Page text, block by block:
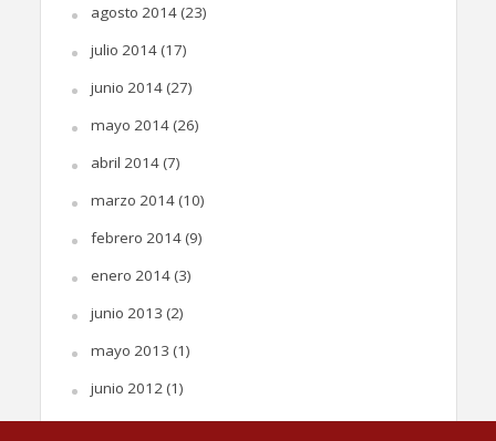
agosto 2014(23)
julio 2014(17)
junio 2014(27)
mayo 2014(26)
abril 2014(7)
marzo 2014(10)
febrero 2014(9)
enero 2014(3)
junio 2013 (2)
mayo 2013 (1)
junio 2012 (1)